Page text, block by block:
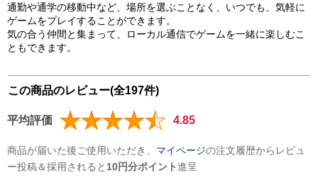
通勤や通学の移動中など、場所を選ぶことなく、いつでも、気軽に
ゲームをプレイすることができます。
気の合う仲間と集まって、ローカル通信でゲームを一緒に楽しむこ
ともできます。
この商品のレビュー(全197件)
平均評価 4.85
商品が届いた後ご使用いただき、 マイページの注文履歴からレビュ
ー投稿＆採用されると 10円分ポイント進呈